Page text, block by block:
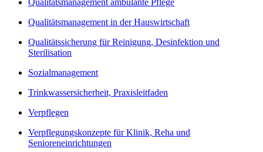
Qualitätsmanagement in der Hauswirtschaft
Qualitätssicherung für Reinigung, Desinfektion und
Sterilisation
Sozialmanagement
Trinkwassersicherheit, Praxisleitfaden
Verpflegen
Verpflegungskonzepte für Klinik, Reha und
Senioreneinrichtungen